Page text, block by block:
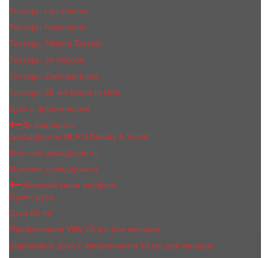
Тестеры Les Contes
Тестеры Nasomatto
Тестеры Tiziana Terenzi
Тестеры Jо Malоnе
Тестеры Zarkoperfume
Тестеры 60 мл Made In UAE
Духи с феромонами
Дезодоранты
Дезодоранты BEA'S Beauty & Scent
Женские дезодоранты
Мужские дезодоранты
Женский мини парфюм
Сухие духи
Духи 65 ml
Парфюмерия Vilily 25 мл для женщин
Шариковые духи с феромонами 10 мл для женщин